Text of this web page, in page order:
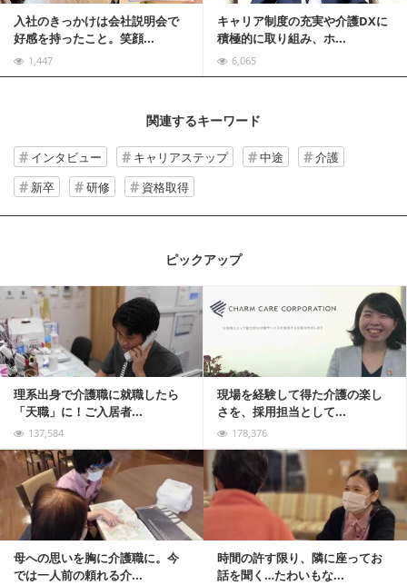
入社のきっかけは会社説明会で
好感を持ったこと。笑顔...
1,447
キャリア制度の充実や介護DXに
積極的に取り組み、ホ...
6,065
関連するキーワード
インタビュー キャリアステップ 中途
介護
新卒
研修 資格取得
ピックアップ
理系出身で介護職に就職したら
「天職」に！ご入居者...
137,584
現場を経験して得た介護の楽し
さを、採用担当として...
178,376
記事を読む
母への思いを胸に介護職に。今
では一人前の頼れる介...
時間の許す限り、隣に座ってお
話を聞く…たわいもな...
記事を読む